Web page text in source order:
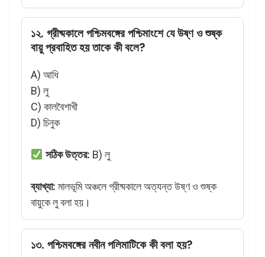
১২. গ্রীষ্মকালে পশ্চিমবঙ্গের পশ্চিমাংশে যে উষ্ণ ও শুষ্ক
বায়ু প্রবাহিত হয় তাকে কী বলে?
A) আধি
B) লু
C) কালবৈশাখী
D) চিনুক
সঠিক উত্তর: B) লু
ব্যাখ্যা: মালভূমি অঞ্চলে গ্রীষ্মকালে অত্যন্ত উষ্ণ ও শুষ্ক
বায়ুকে লু বলা হয়।
১৩. পশ্চিমবঙ্গের নবীন পলিমাটিকে কী বলা হয়?